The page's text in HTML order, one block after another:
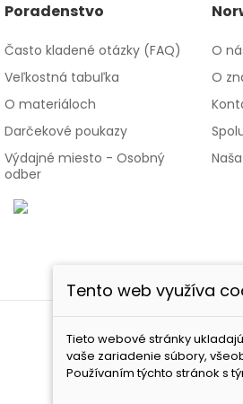
Poradenstvo
Často kladené otázky (FAQ)
Veľkostná tabuľka
O materiáloch
Darčekové poukazy
Výdajné miesto - Osobný
odber
O
O
Tento web využíva
Tieto webové stránky
vaše zariadenie súbory,
Používaním týchto stránok s